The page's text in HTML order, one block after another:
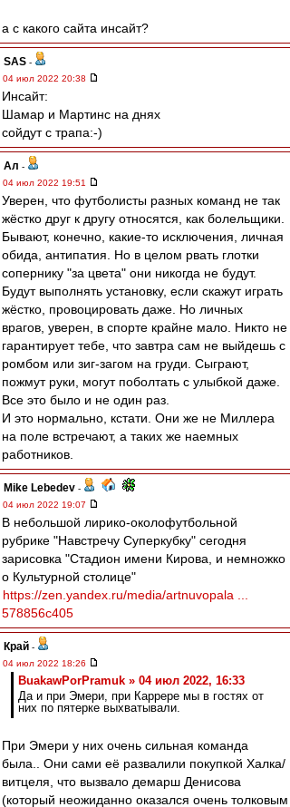
а с какого сайта инсайт?
SAS -
04 июл 2022 20:38
Инсайт:
Шамар и Мартинс на днях
сойдут с трапа:-)
Ал -
04 июл 2022 19:51
Уверен, что футболисты разных команд не так
жёстко друг к другу относятся, как болельщики.
Бывают, конечно, какие-то исключения, личная
обида, антипатия. Но в целом рвать глотки
сопернику "за цвета" они никогда не будут.
Будут выполнять установку, если скажут играть
жёстко, провоцировать даже. Но личных
врагов, уверен, в спорте крайне мало. Никто не
гарантирует тебе, что завтра сам не выйдешь с
ромбом или зиг-загом на груди. Сыграют,
пожмут руки, могут поболтать с улыбкой даже.
Все это было и не один раз.
И это нормально, кстати. Они же не Миллера
на поле встречают, а таких же наемных
работников.
Mike Lebedev -
04 июл 2022 19:07
В небольшой лирико-околофутбольной
рубрике "Навстречу Суперкубку" сегодня
зарисовка "Стадион имени Кирова, и немножко
о Культурной столице"
https://zen.yandex.ru/media/artnuvopala ...
578856c405
Край -
04 июл 2022 18:26
BuakawPorPramuk » 04 июл 2022, 16:33
Да и при Эмери, при Каррере мы в гостях от
них по пятерке выхватывали.
При Эмери у них очень сильная команда
была.. Они сами её развалили покупкой Халка/
витцеля, что вызвало демарш Денисова
(который неожиданно оказался очень толковым